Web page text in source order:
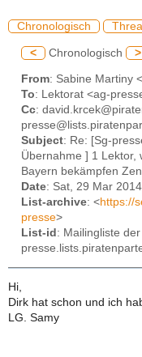
Chronologisch
< Chronologisch >
From: Sabine Martiny
To: Lektorat <ag-
Cc:
Subject: Re: [Sg-
Übernahme ] 1 Lektor,
Bayern bekämpfen
Date: Sat, 29 Mar
List-archive: <https://
presse>
List-id : Mailingliste
Hi,
Dirk hat schon und ich
LG. Samy